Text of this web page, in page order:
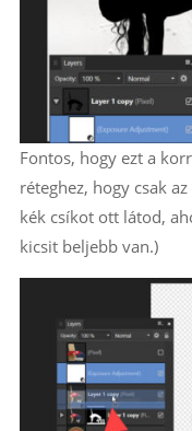
Fontos, hogy ezt a
réteghez, hogy csak
kék csíkot ott látod,
kicsit beljebb van.)